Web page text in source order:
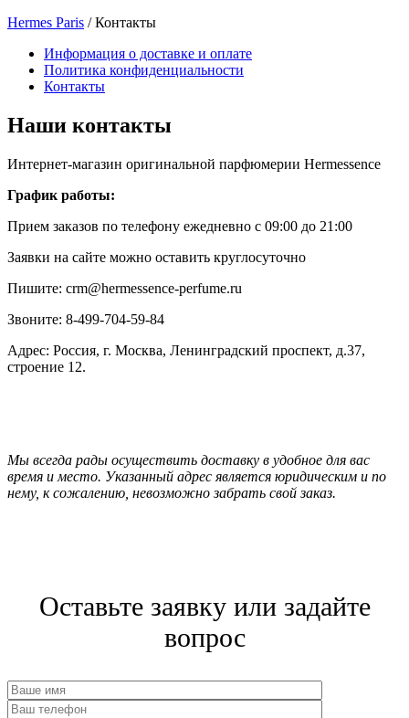
Hermes Paris /Контакты
Информация о доставке и оплате
Политика конфиденциальности
Контакты
Наши контакты
Интернет-магазин оригинальной парфюмерии Hermessence
График работы:
Прием заказов по телефону ежедневно с 09:00 до 21:00
Заявки на сайте можно оставить круглосуточно
Пишите: crm@hermessence-perfume.ru
Звоните: 8-499-704-59-84
Адрес: Россия, г. Москва, Ленинградский проспект, д.37,
строение 12.
Мы всегда рады осуществить доставку в удобное для вас
время и место. Указанный адрес является юридическим и по
нему, к сожалению, невозможно забрать свой заказ.
Оставьте заявку или задайте
вопрос